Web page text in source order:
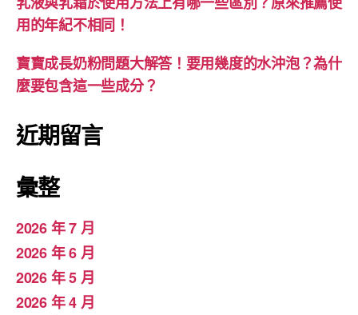
用的年紀不相同！
寶寶成長奶粉問題大解答！要用幾度的水沖泡？為什
麼要包含這一些成分？
近期留言
彙整
2026 年 7 月
2026 年 6 月
2026 年 5 月
2026 年 4 月